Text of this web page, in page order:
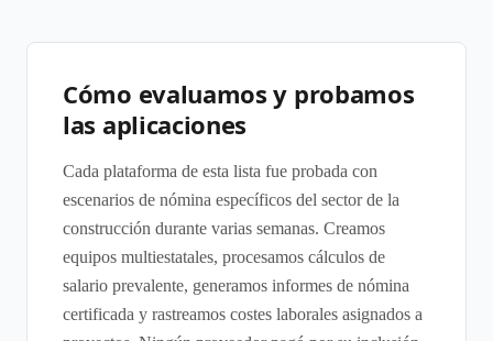
Cómo evaluamos y probamos
las aplicaciones
Cada plataforma de esta lista fue probada con
escenarios de nómina específicos del sector de la
construcción durante varias semanas. Creamos
equipos multiestatales, procesamos cálculos de
salario prevalente, generamos informes de nómina
certificada y rastreamos costes laborales asignados a